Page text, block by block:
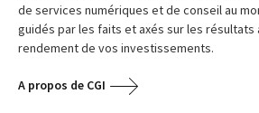
de services numériques et de conseil au
guidés par les faits et axés sur les résultats
rendement de vos investissements.
A propos de CGI